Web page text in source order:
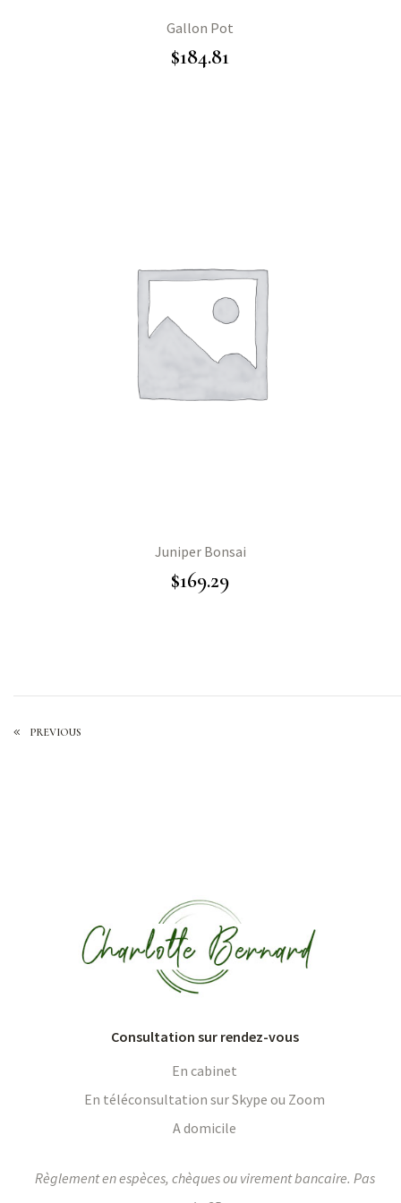
Gallon Pot
$184.81
Juniper Bonsai
$169.29
PREVIOUS
Consultation sur rendez-vous
En cabinet
En téléconsultation sur Skype ou Zoom
A domicile
Règlement en espèces, chèques ou virement bancaire. Pas